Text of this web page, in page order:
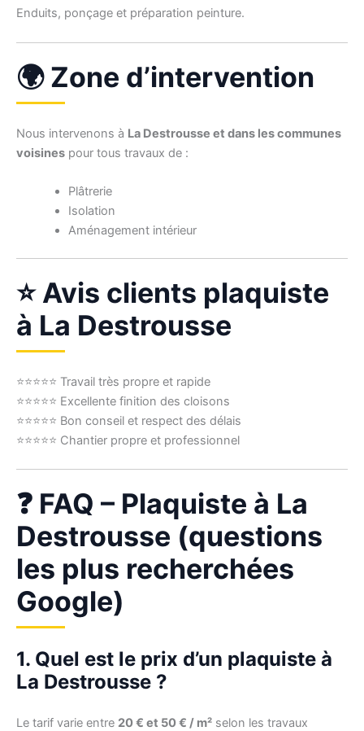
Enduits, ponçage et préparation peinture.
🌍 Zone d’intervention
Nous intervenons à La Destrousse et dans les communes
voisines pour tous travaux de :
Plâtrerie
Isolation
Aménagement intérieur
⭐ Avis clients plaquiste
à La Destrousse
⭐⭐⭐⭐⭐ Travail très propre et rapide
⭐⭐⭐⭐⭐ Excellente finition des cloisons
⭐⭐⭐⭐⭐ Bon conseil et respect des délais
⭐⭐⭐⭐⭐ Chantier propre et professionnel
❓ FAQ – Plaquiste à La
Destrousse (questions
les plus recherchées
Google)
1. Quel est le prix d’un plaquiste à
La Destrousse ?
Le tarif varie entre 20 € et 50 € / m² selon les travaux